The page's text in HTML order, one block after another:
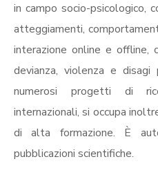
in campo socio-psicologico,
atteggiamenti,
interazione online e offline,
devianza, violenza e disagi
numerosi progetti di
internazionali, si occupa
di alta formazione. È
pubblicazioni scientifiche.